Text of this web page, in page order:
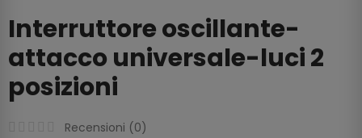
Interruttore oscillante-
attacco universale-luci 2
posizioni
Recensioni (0)